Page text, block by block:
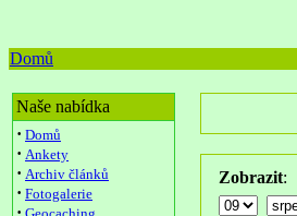
Domů
Naše nabídka
· Domů
· Ankety
· Archiv článků
· Fotogalerie
·
Zobrazit: